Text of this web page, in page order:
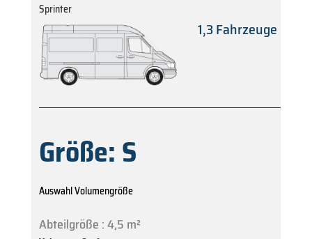
Sprinter
1,3 Fahrzeuge
Größe: S
Auswahl Volumengröße
Abteilgröße : 4,5 m²